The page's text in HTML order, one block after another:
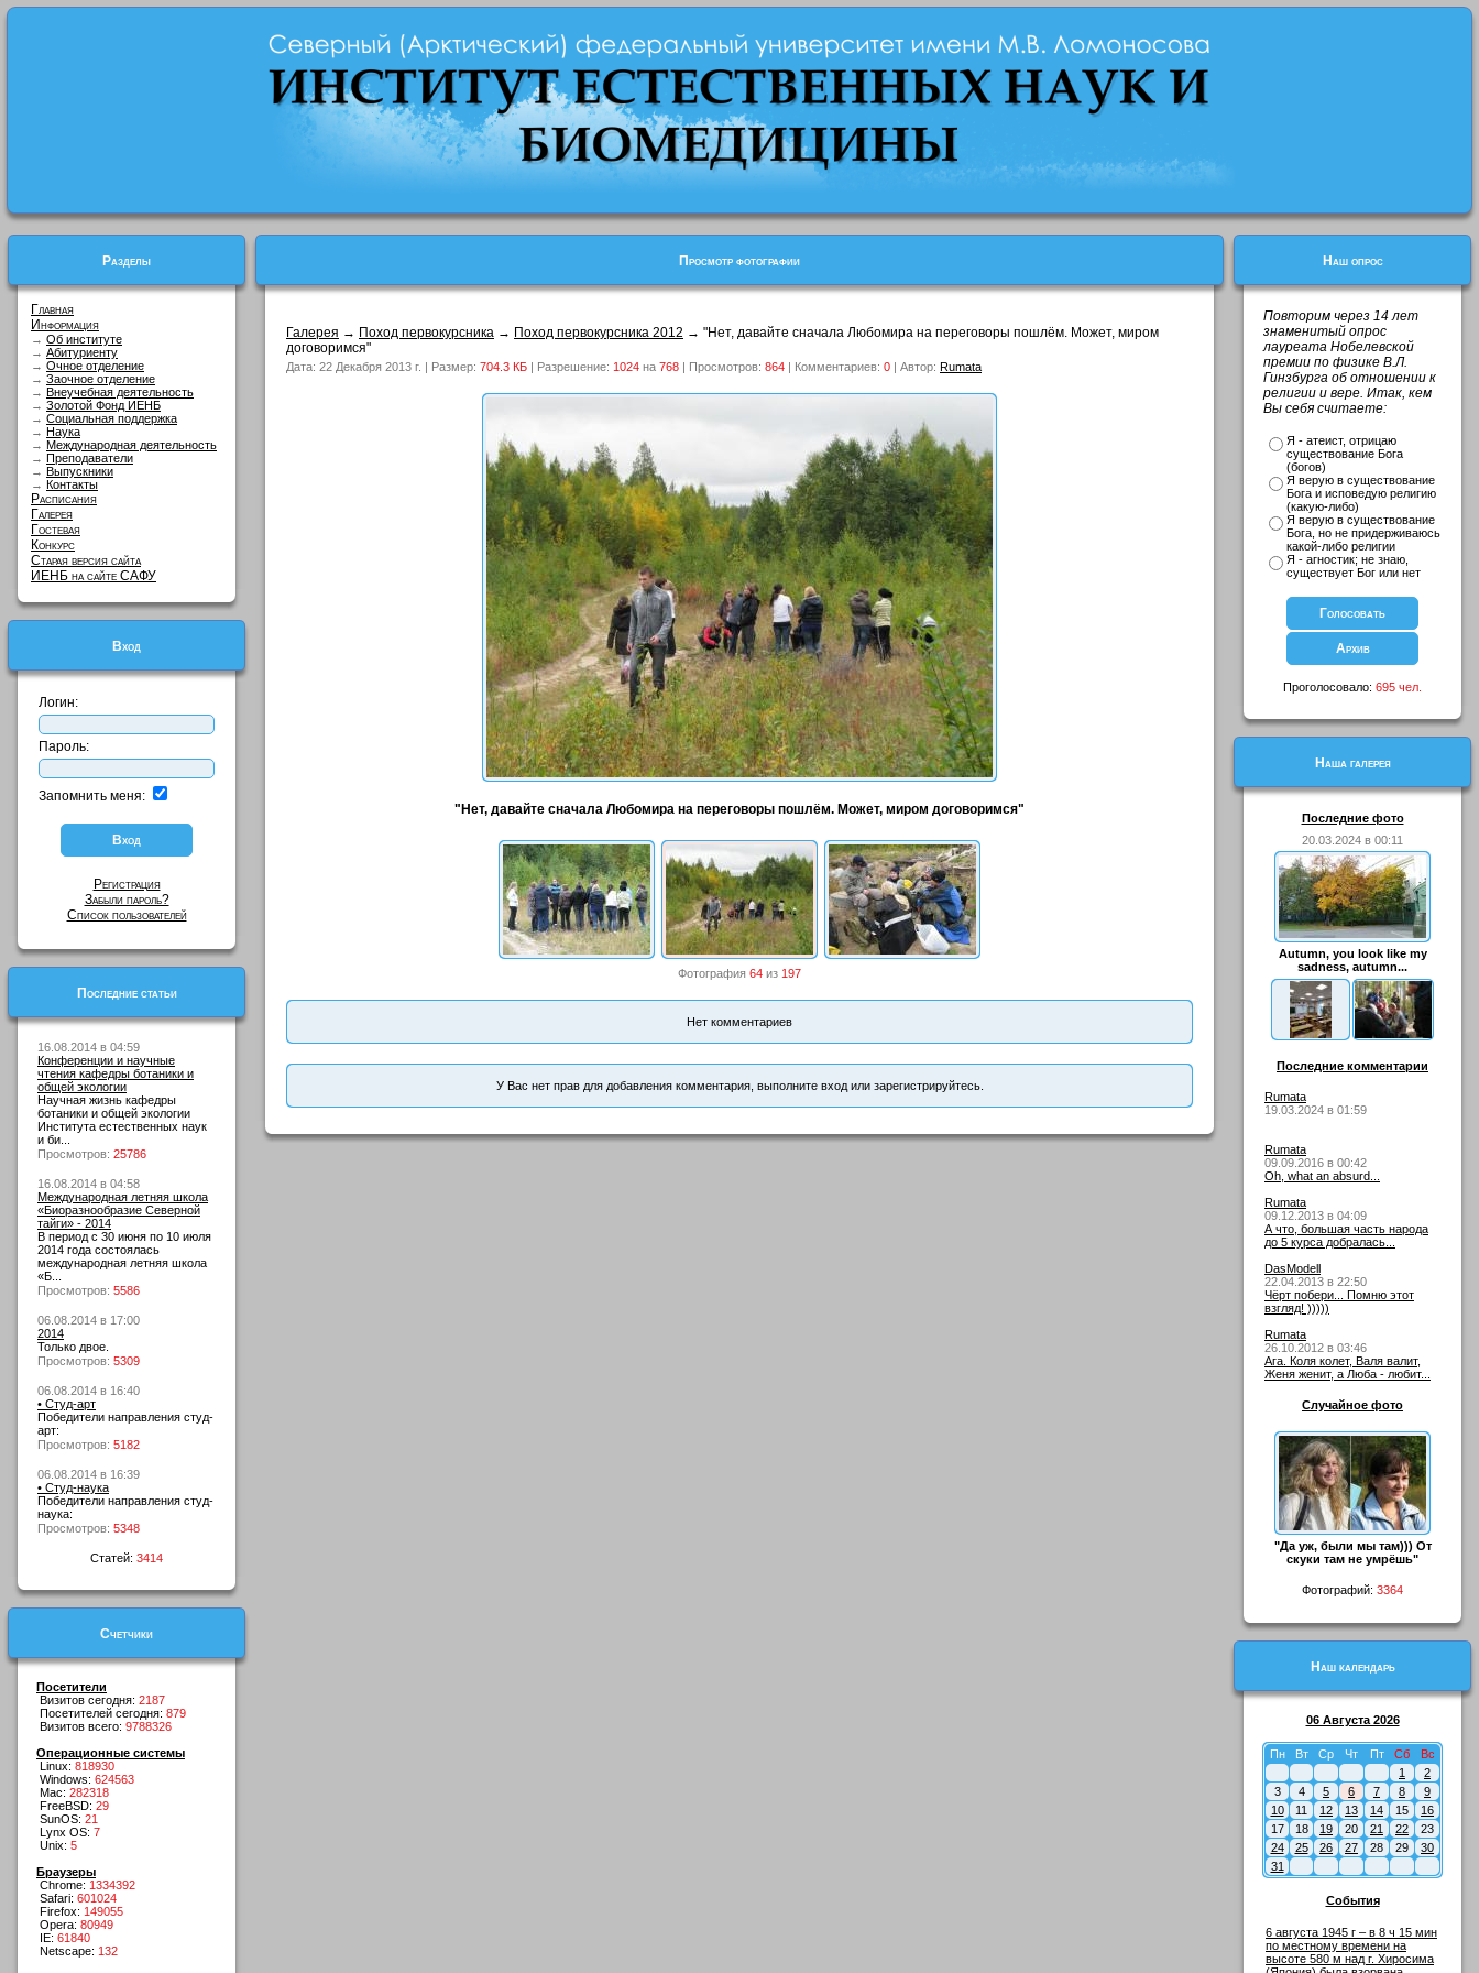
Разделы
Главная
Информация
→ Об институте
→ Абитуриенту
→ Очное отделение
→ Заочное отделение
→ Внеучебная деятельность
→ Золотой Фонд ИЕНБ
→ Социальная поддержка
→ Наука
→ Международная деятельность
→ Преподаватели
→ Выпускники
→ Контакты
Расписания
Галерея
Гостевая
Конкурс
Старая версия сайта
ИЕНБ на сайте САФУ
Вход
Логин:
Пароль:
Запомнить меня:
Регистрация
Забыли пароль?
Список пользователей
Последние статьи
16.08.2014 в 04:59
Конференции и научные
чтения кафедры ботаники и
общей экологии
Научная жизнь кафедры
ботаники и общей экологии
Института естественных наук
и би...
Просмотров: 25786
16.08.2014 в 04:58
Международная летняя школа
«Биоразнообразие Северной
тайги» - 2014
В период с 30 июня по 10 июля
2014 года состоялась
международная летняя школа
«Б...
Просмотров: 5586
06.08.2014 в 17:00
2014
Только двое.
Просмотров: 5309
06.08.2014 в 16:40
• Студ-арт
Победители направления студ-
арт:
Просмотров: 5182
06.08.2014 в 16:39
• Студ-наука
Победители направления студ-
наука:
Просмотров: 5348
Статей: 3414
Счетчики
Посетители
Визитов сегодня: 2187
Посетителей сегодня: 879
Визитов всего: 9788326
Операционные системы
Linux: 818930
Windows: 624563
Mac: 282318
FreeBSD: 29
SunOS: 21
Lynx OS: 7
Unix: 5
Браузеры
Chrome: 1334392
Safari: 601024
Firefox: 149055
Opera: 80949
IE: 61840
Netscape: 132
Просмотр фотографии
Галерея → Поход первокурсника → Поход первокурсника 2012 → "Нет, давайте сначала Любомира на переговоры пошлём. Может, миром
договоримся"
Дата: 22 Декабря 2013 г. | Размер: 704.3 КБ | Разрешение: 1024 на 768 | Просмотров: 864 | Комментариев: 0 | Автор: Rumata
"Нет, давайте сначала Любомира на переговоры пошлём. Может, миром договоримся"
Фотография 64 из 197
Нет комментариев
У Вас нет прав для добавления комментария, выполните вход или зарегистрируйтесь.
Наш опрос
Повторим через 14 лет
знаменитый опрос
лауреата Нобелевской
премии по физике В.Л.
Гинзбурга об отношении к
религии и вере. Итак, кем
Вы себя считаете:
Я - атеист, отрицаю
существование Бога
(богов)
Я верую в существование
Бога и исповедую религию
(какую-либо)
Я верую в существование
Бога, но не придерживаюсь
какой-либо религии
Я - агностик; не знаю,
существует Бог или нет
Проголосовало: 695 чел.
Наша галерея
Последние фото
20.03.2024 в 00:11
Autumn, you look like my
sadness, autumn...
Последние комментарии
Rumata
19.03.2024 в 01:59
Rumata
09.09.2016 в 00:42
Oh, what an absurd...
Rumata
09.12.2013 в 04:09
А что, большая часть народа
до 5 курса добралась...
DasModell
22.04.2013 в 22:50
Чёрт побери... Помню этот
взгляд! )))))
Rumata
26.10.2012 в 03:46
Ага. Коля колет, Валя валит,
Женя женит, а Люба - любит...
Случайное фото
"Да уж, были мы там))) От
скуки там не умрёшь"
Фотографий: 3364
Наш календарь
06 Августа 2026
Пн Вт Ср Чт Пт Сб
Вс
1
2
3
4 5 6 7 8
9
10
11 12 13 14 15
16
17
18 19 20 21 22
23
24
25 26 27 28 29
30
31
События
6 августа 1945 г – в 8 ч 15 мин
по местному времени на
высоте 580 м над г. Хиросима